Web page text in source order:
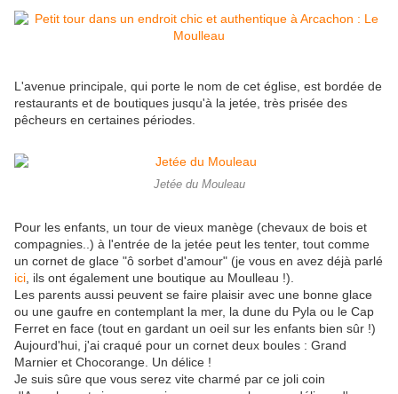
L'avenue principale, qui porte le nom de cet église, est bordée de
restaurants et de boutiques jusqu'à la jetée, très prisée des
pêcheurs en certaines périodes.
Jetée du Mouleau
Pour les enfants, un tour de vieux manège (chevaux de bois et
compagnies..) à l'entrée de la jetée peut les tenter, tout comme
un cornet de glace "ô sorbet d'amour" (je vous en avez déjà parlé
ici , ils ont également une boutique au Moulleau !).
Les parents aussi peuvent se faire plaisir avec une bonne glace
ou une gaufre en contemplant la mer, la dune du Pyla ou le Cap
Ferret en face (tout en gardant un oeil sur les enfants bien sûr !)
Aujourd'hui, j'ai craqué pour un cornet deux boules : Grand
Marnier et Chocorange. Un délice !
Je suis sûre que vous serez vite charmé par ce joli coin